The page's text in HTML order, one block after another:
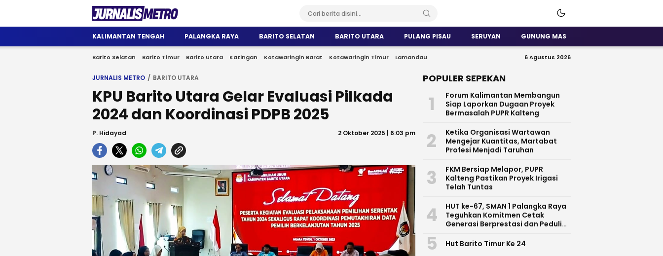
Jurnalis Metro
Satu Wadah Informasi
KALIMANTAN TENGAH PALANGKA RAYA BARITO SELATAN BARITO UTARA PULANG PISAU SERUYAN GUNUNG MAS
Barito Selatan Barito Timur Barito Utara Katingan Kotawaringin Barat Kotawaringin Timur Lamandau 6 Agustus 2026
JURNALIS METRO BARITO UTARA
KPU Barito Utara Gelar Evaluasi Pilkada
2024 dan Koordinasi PDPB 2025
P. Hidayad 2 Oktober 2025 | 6:03 pm
POPULER SEPEKAN
1
Forum Kalimantan Membangun
Siap Laporkan Dugaan Proyek
Bermasalah PUPR Kalteng
2
Ketika Organisasi Wartawan
Mengejar Kuantitas, Martabat
Profesi Menjadi Taruhan
3
FKM Bersiap Melapor, PUPR
Kalteng Pastikan Proyek Irigasi
Telah Tuntas
4
HUT ke-67, SMAN 1 Palangka Raya
Teguhkan Komitmen Cetak
Generasi Berprestasi dan Peduli
5 Hut Barito Timur Ke 24